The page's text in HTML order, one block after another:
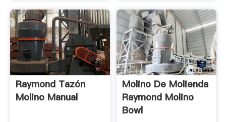
Raymond Tazón
Molino Manual
Molino De Molienda
Raymond Molino
Bowl